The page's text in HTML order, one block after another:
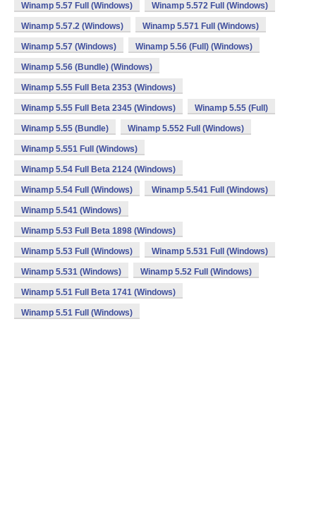
Winamp 5.57 Full (Windows) Winamp 5.572 Full (Windows)
Winamp 5.57.2 (Windows) Winamp 5.571 Full (Windows)
Winamp 5.57 (Windows) Winamp 5.56 (Full) (Windows)
Winamp 5.56 (Bundle) (Windows)
Winamp 5.55 Full Beta 2353 (Windows)
Winamp 5.55 Full Beta 2345 (Windows) Winamp 5.55 (Full)
Winamp 5.55 (Bundle) Winamp 5.552 Full (Windows)
Winamp 5.551 Full (Windows)
Winamp 5.54 Full Beta 2124 (Windows)
Winamp 5.54 Full (Windows) Winamp 5.541 Full (Windows)
Winamp 5.541 (Windows)
Winamp 5.53 Full Beta 1898 (Windows)
Winamp 5.53 Full (Windows) Winamp 5.531 Full (Windows)
Winamp 5.531 (Windows) Winamp 5.52 Full (Windows)
Winamp 5.51 Full Beta 1741 (Windows)
Winamp 5.51 Full (Windows)